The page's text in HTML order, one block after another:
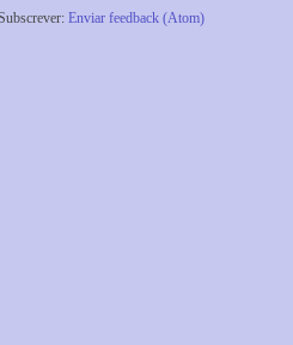
Enviar feedback (Atom)